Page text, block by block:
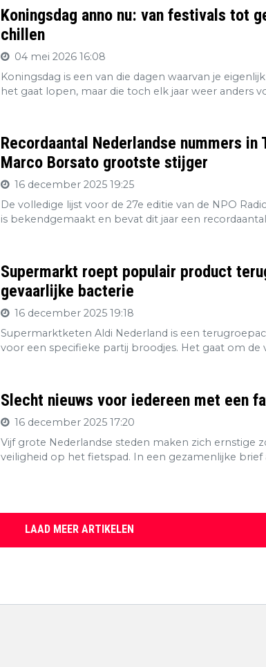
Koningsdag anno nu: van festivals tot
chillen
04 mei 2026 16:08
Koningsdag is een van die dagen waarvan je
het gaat lopen, maar die toch elk jaar weer anders
Recordaantal Nederlandse nummers in
Marco Borsato grootste stijger
16 december 2025 19:25
De volledige lijst voor de 27e editie van de NPO
is bekendgemaakt en bevat dit jaar een recordaantal
Supermarkt roept populair product
gevaarlijke bacterie
16 december 2025 19:18
Supermarktketen Aldi Nederland is een
voor een specifieke partij broodjes. Het gaat om de
Slecht nieuws voor iedereen met een
16 december 2025 17:20
Vijf grote Nederlandse steden maken zich ernstige
veiligheid op het fietspad. In een gezamenlijke brief
LAAD MEER ARTIKELEN